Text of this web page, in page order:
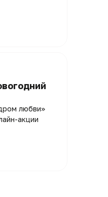
любви»
акции